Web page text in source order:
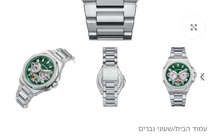
עמוד הבית/שעוני גברים